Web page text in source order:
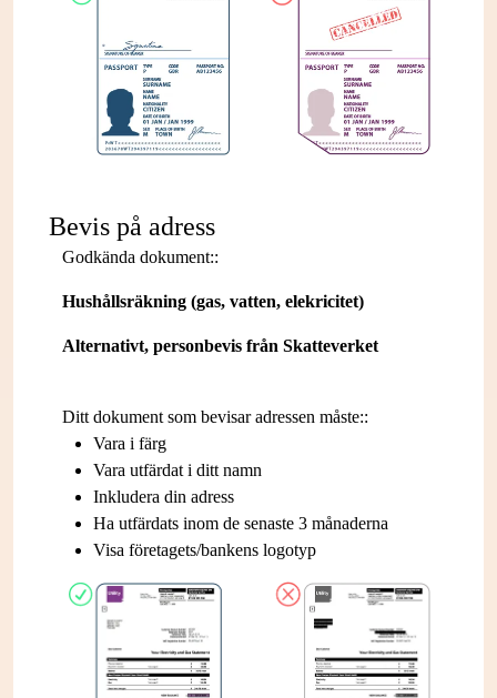
Bevis på adress
Godkända dokument::
Hushållsräkning (gas, vatten, elekricitet)
Alternativt, personbevis från Skatteverket
Ditt dokument som bevisar adressen måste::
Vara i färg
Vara utfärdat i ditt namn
Inkludera din adress
Ha utfärdats inom de senaste 3 månaderna
Visa företagets/bankens logotyp